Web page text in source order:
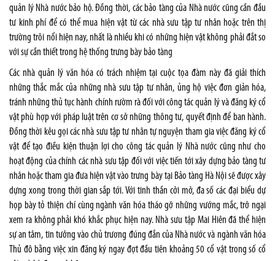
quản lý Nhà nước bảo hộ. Đồng thời, các bảo tàng của Nhà nước cũng cần đầu
tư kinh phí để có thể mua hiện vật từ các nhà sưu tập tư nhân hoặc trên thị
trường trôi nổi hiện nay, nhất là nhiều khi có những hiện vật không phải đắt so
với sự cần thiết trong hệ thống trưng bày bảo tàng
Các nhà quản lý văn hóa có trách nhiệm tại cuộc tọa đàm này đã giải thích
những thắc mắc của những nhà sưu tập tư nhân, ủng hộ việc đơn giản hóa,
tránh những thủ tục hành chính rườm rà đối với công tác quản lý và đăng ký cổ
vật phù hợp với pháp luật trên cơ sở những thông tư, quyết định để ban hành.
Đồng thời kêu gọi các nhà sưu tập tư nhân tự nguyện tham gia việc đăng ký cổ
vật để tạo điều kiện thuận lợi cho công tác quản lý Nhà nước cũng như cho
hoạt động của chính các nhà sưu tập đối với việc tiến tới xây dựng bảo tàng tư
nhân hoặc tham gia đưa hiện vật vào trưng bày tại Bảo tàng Hà Nội sẽ được xây
dựng xong trong thời gian sắp tới. Với tinh thần cởi mở, đa số các đại biểu dự
họp bày tỏ thiện chí cùng ngành văn hóa tháo gỡ những vướng mắc, trở ngại
xem ra không phải khó khắc phục hiện nay. Nhà sưu tập Mai Hiên đã thể hiện
sự an tâm, tin tưởng vào chủ trương đúng đắn của Nhà nước và ngành văn hóa
Thủ đô bằng việc xin đăng ký ngay đợt đầu tiên khoảng 50 cổ vật trong số cổ